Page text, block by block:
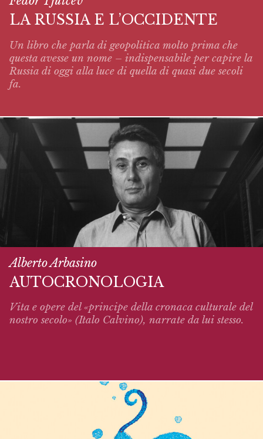
LA RUSSIA E L’OCCIDENTE
Un libro che parla di geopolitica molto prima che
questa avesse un nome – indispensabile per capire la
Russia di oggi alla luce di quella di quasi due secoli
fa.
Alberto Arbasino
AUTOCRONOLOGIA
Vita e opere del «principe della cronaca culturale del
nostro secolo» (Italo Calvino), narrate da lui stesso.